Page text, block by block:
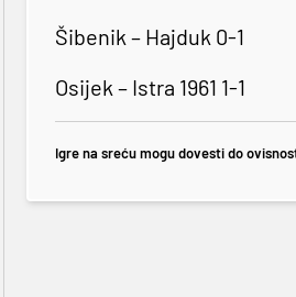
Šibenik – Hajduk 0-1
Osijek – Istra 1961 1-1
Igre na sreću mogu dovesti do